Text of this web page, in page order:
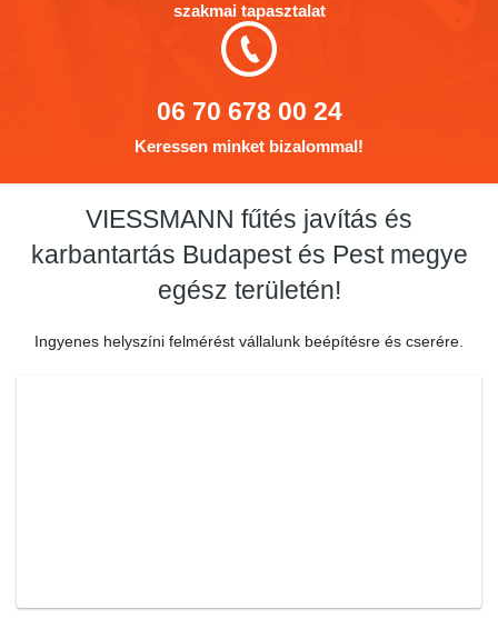
szakmai tapasztalat
06 70 678 00 24
Keressen minket bizalommal!
VIESSMANN fűtés javítás és
karbantartás Budapest és Pest megye
egész területén!
Ingyenes helyszíni felmérést vállalunk beépítésre és cserére.